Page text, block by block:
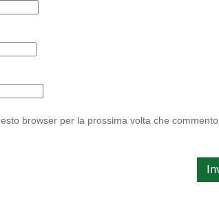
browser per la prossima volta che commento.